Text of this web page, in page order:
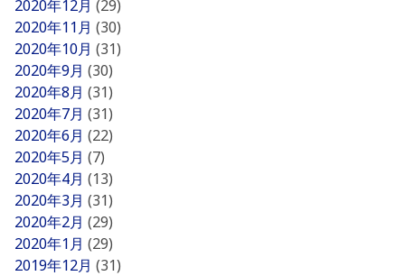
2020年12月 (29)
2020年11月 (30)
2020年10月 (31)
2020年9月 (30)
2020年8月 (31)
2020年7月 (31)
2020年6月 (22)
2020年5月 (7)
2020年4月 (13)
2020年3月 (31)
2020年2月 (29)
2020年1月 (29)
2019年12月 (31)